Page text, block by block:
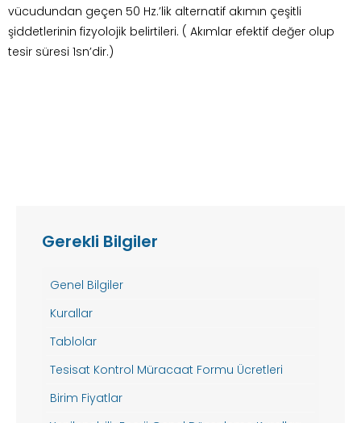
vücudundan geçen 50 Hz.’lik alternatif akımın çeşitli
şiddetlerinin fizyolojik belirtileri. ( Akımlar efektif değer olup
tesir süresi 1sn’dir.)
Gerekli Bilgiler
Genel Bilgiler
Kurallar
Tablolar
Tesisat Kontrol Müracaat Formu Ücretleri
Birim Fiyatlar